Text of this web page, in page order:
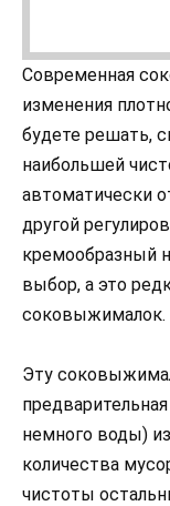
Современная
изменения
будете решать,
наибольшей
автоматически
другой
кремообразный
выбор, а это
соковыжималок.
Эту
немного воды)
количества
чистоты